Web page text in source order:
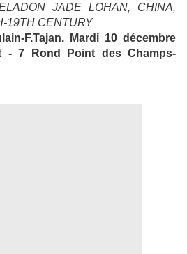
JADE LOHAN, CHINA,
19TH CENTURY
F.Tajan. Mardi 10 décembre
- 7 Rond Point des Champs-